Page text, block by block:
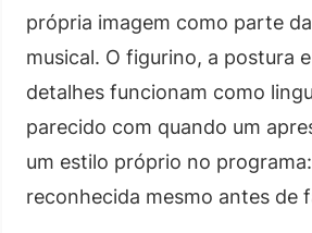
própria imagem como parte
musical. O figurino, a postura
detalhes funcionam como
parecido com quando um
um estilo próprio no
reconhecida mesmo antes de